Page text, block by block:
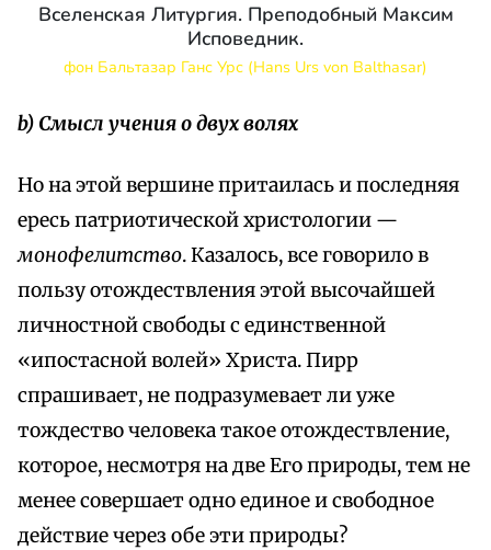
Вселенская Литургия. Преподобный Максим
Исповедник.
фон Бальтазар Ганс Урс (Hans Urs von Balthasar)
b) Смысл учения о двух волях
Но на этой вершине притаилась и последняя
ересь патриотической христологии —
монофелитство. Казалось, все говорило в
пользу отождествления этой высочайшей
личностной свободы с единственной
«ипостасной волей» Христа. Пирр
спрашивает, не подразумевает ли уже
тождество человека такое отождествление,
которое, несмотря на две Его природы, тем не
менее совершает одно единое и свободное
действие через обе эти природы?